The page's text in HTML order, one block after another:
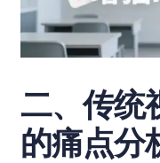
二、传统
的痛点分